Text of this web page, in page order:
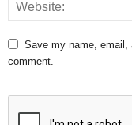
Save my name, email,
comment.